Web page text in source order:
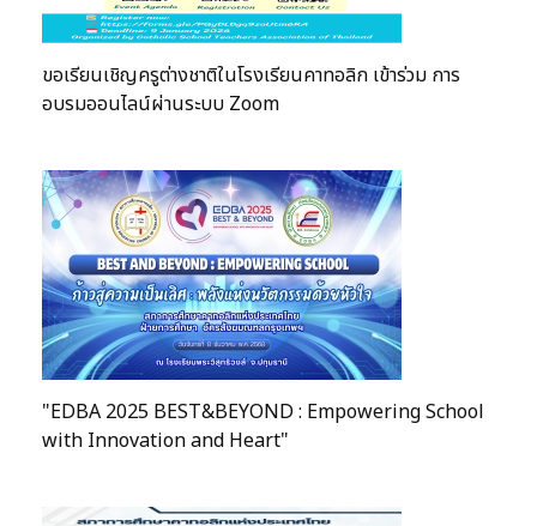
ขอเรียนเชิญครูต่างชาติในโรงเรียนคาทอลิก เข้าร่วม การ
อบรมออนไลน์ผ่านระบบ Zoom
"EDBA 2025 BEST&BEYOND : Empowering School
with Innovation and Heart"